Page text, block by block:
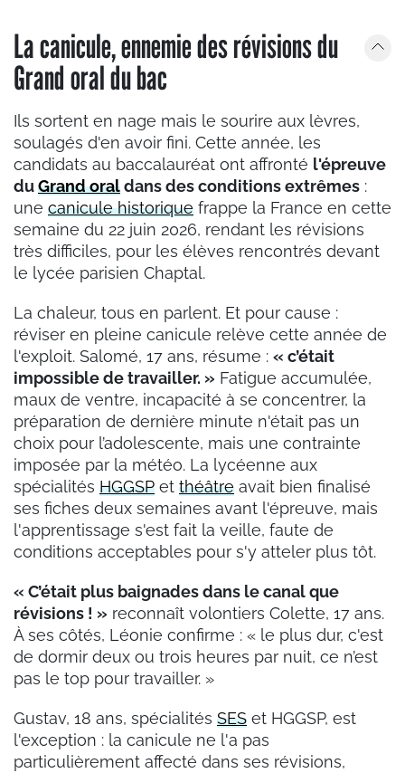
La canicule, ennemie des révisions du
Grand oral du bac
Ils sortent en nage mais le sourire aux lèvres,
soulagés d'en avoir fini. Cette année, les
candidats au baccalauréat ont affronté l'épreuve
duGrand oraldans des conditions extrêmes :
une canicule historique frappe la France en cette
semaine du 22 juin 2026, rendant les révisions
très difficiles, pour les élèves rencontrés devant
le lycée parisien Chaptal.
La chaleur, tous en parlent. Et pour cause :
réviser en pleine canicule relève cette année de
l'exploit. Salomé, 17 ans, résume : « c’était
impossible de travailler. » Fatigue accumulée,
maux de ventre, incapacité à se concentrer, la
préparation de dernière minute n'était pas un
choix pour l’adolescente, mais une contrainte
imposée par la météo. La lycéenne aux
spécialités HGGSP et théâtre avait bien finalisé
ses fiches deux semaines avant l'épreuve, mais
l'apprentissage s'est fait la veille, faute de
conditions acceptables pour s'y atteler plus tôt.
« C’était plus baignades dans le canal que
révisions ! » reconnaît volontiers Colette, 17 ans.
À ses côtés, Léonie confirme : « le plus dur, c'est
de dormir deux ou trois heures par nuit, ce n’est
pas le top pour travailler. »
Gustav, 18 ans, spécialités SES et HGGSP, est
l'exception : la canicule ne l'a pas
particulièrement affecté dans ses révisions,